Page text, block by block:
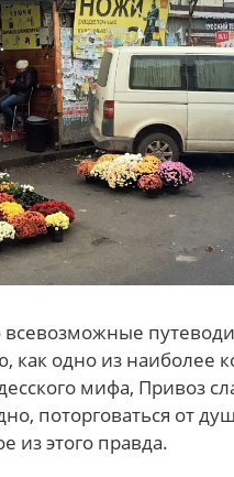
всевозможные
как одно из наиболее
мифа, Привоз
поторговаться от
из этого правда.